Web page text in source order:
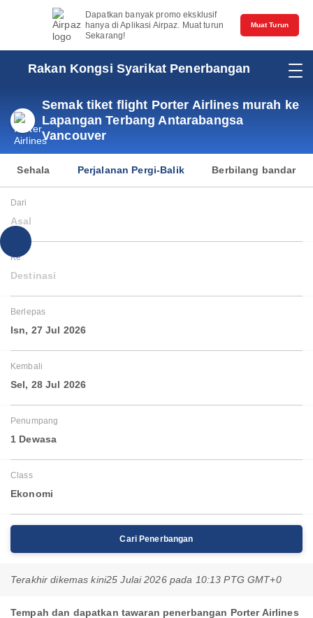
Dapatkan banyak promo eksklusif
hanya di Aplikasi Airpaz. Muat turun
Sekarang!
Muat Turun
Rakan Kongsi Syarikat Penerbangan
Semak tiket flight Porter Airlines murah ke
Lapangan Terbang Antarabangsa
Vancouver
Sehala Perjalanan Pergi-Balik Berbilang bandar
Dari
Asal
Ke
Destinasi
Berlepas
Isn, 27 Jul 2026
Kembali
Sel, 28 Jul 2026
Penumpang
1 Dewasa
Class
Ekonomi
Cari Penerbangan
Terakhir dikemas kini25 Julai 2026 pada 10:13 PTG GMT+0
Tempah dan dapatkan tawaran penerbangan Porter Airlines